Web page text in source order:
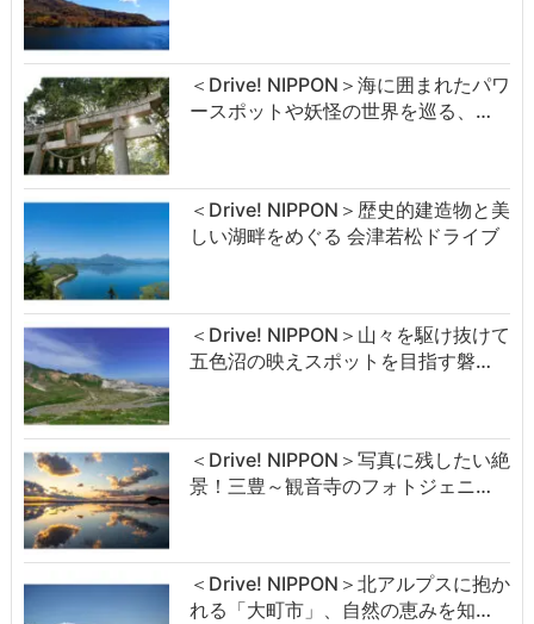
＜Drive! NIPPON＞海に囲まれたパワ
ースポットや妖怪の世界を巡る、…
＜Drive! NIPPON＞歴史的建造物と美
しい湖畔をめぐる 会津若松ドライブ
＜Drive! NIPPON＞山々を駆け抜けて
五色沼の映えスポットを目指す磐…
＜Drive! NIPPON＞写真に残したい絶
景！三豊～観音寺のフォトジェニ…
＜Drive! NIPPON＞北アルプスに抱か
れる「大町市」、自然の恵みを知…